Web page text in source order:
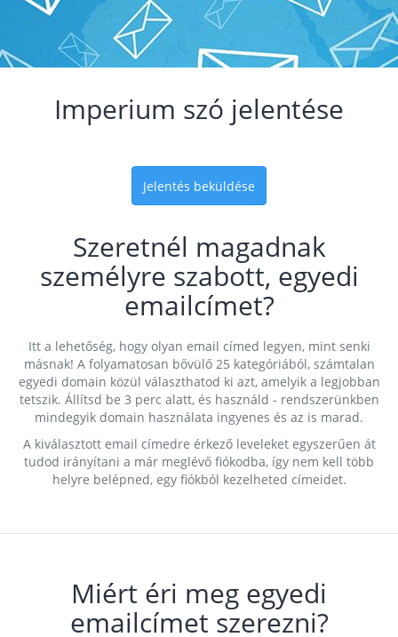
Imperium szó jelentése
Jelentés beküldése
Szeretnél magadnak
személyre szabott, egyedi
emailcímet?
Itt a lehetőség, hogy olyan email címed legyen, mint senki
másnak! A folyamatosan bővülő 25 kategóriából, számtalan
egyedi domain közül választhatod ki azt, amelyik a legjobban
tetszik. Állítsd be 3 perc alatt, és használd - rendszerünkben
mindegyik domain használata ingyenes és az is marad.
A kiválasztott email címedre érkező leveleket egyszerűen át
tudod irányítani a már meglévő fiókodba, így nem kell több
helyre belépned, egy fiókból kezelheted címeidet.
Miért éri meg egyedi
emailcímet szerezni?